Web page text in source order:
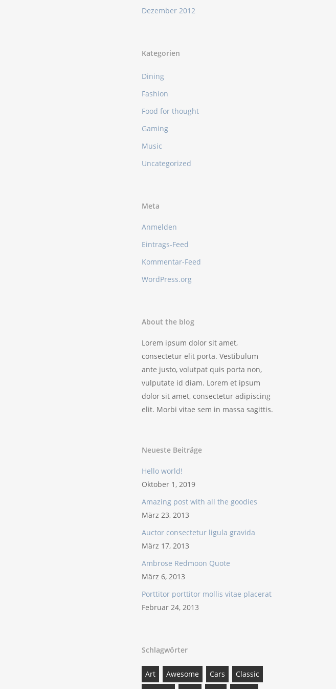
Dezember 2012
Kategorien
Dining
Fashion
Food for thought
Gaming
Music
Uncategorized
Meta
Anmelden
Eintrags-Feed
Kommentar-Feed
WordPress.org
About the blog
Lorem ipsum dolor sit amet,
consectetur elit porta. Vestibulum
ante justo, volutpat quis porta non,
vulputate id diam. Lorem et ipsum
dolor sit amet, consectetur adipiscing
elit. Morbi vitae sem in massa sagittis.
Neueste Beiträge
Hello world!
Oktober 1, 2019
Amazing post with all the goodies
März 23, 2013
Auctor consectetur ligula gravida
März 17, 2013
Ambrose Redmoon Quote
März 6, 2013
Porttitor porttitor mollis vitae placerat
Februar 24, 2013
Schlagwörter
Art Awesome Cars
Classic